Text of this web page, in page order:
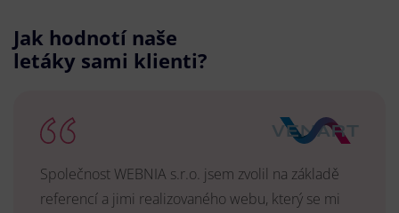
Jak hodnotí naše
letáky sami klienti?
Společnost WEBNIA s.r.o. jsem zvolil na základě
referencí a jimi realizovaného webu, který se mi